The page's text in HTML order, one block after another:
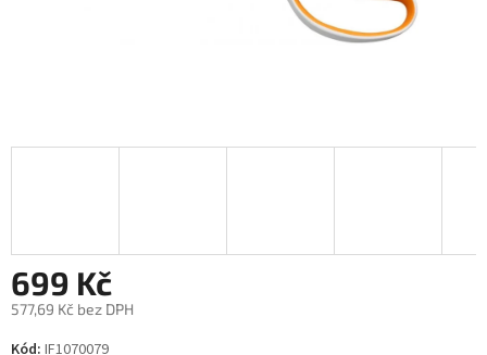
699 Kč
577,69 Kč bez DPH
Měrná
Kód: IF1070079